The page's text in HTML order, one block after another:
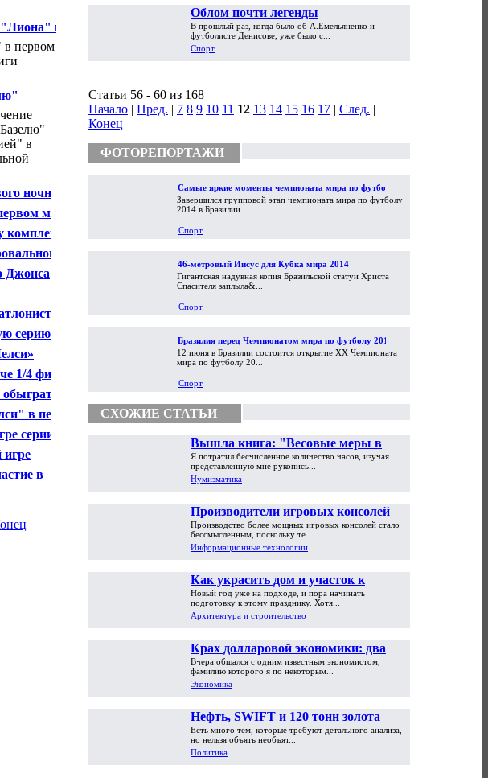
в
Лиги
первом
матче
в
ночного
матче
Джонса
серию в
1/4 финала
в первой
серии 1/2
в
Облом почти легенды
В прошлый раз, когда было об А.Емельяненко и
футболисте Денисове, уже было с...
Спорт
Статьи 56 - 60 из 168
Начало | Пред. | 7 8 9 10 11 12 13 14 15 16 17 | След. |
Конец
ФОТОРЕПОРТАЖИ
Самые яркие моменты чемпионата мира по футболу
2014
Завершился групповой этап чемпионата мира по футболу
2014 в Бразилии. ...
Спорт
46-метровый Иисус для Кубка мира 2014
Гигантская надувная копия Бразильской статуи Христа
Спасителя заплыла&...
Спорт
Бразилия перед Чемпионатом мира по футболу 2014
12 июня в Бразилии состоится открытие XX Чемпионата
мира по футболу 20...
Спорт
СХОЖИЕ СТАТЬИ
Вышла книга: "Весовые меры в
торговой практике Античности и
Средневековья"
Я потратил бесчисленное количество часов, изучая
представленную мне рукопись...
Нумизматика
Производители игровых консолей
достигли предела возможностей
Производство более мощных игровых консолей стало
бессмысленным, поскольку те...
Информационные технологии
Как украсить дом и участок к
Новому году
Новый год уже на подходе, и пора начинать
подготовку к этому празднику. Хотя...
Архитектура и строительство
Крах долларовой экономики: два
пути обрушения
Вчера общался с одним известным экономистом,
фамилию которого я по некоторым...
Экономика
Нефть, SWIFT и 120 тонн золота
Есть много тем, которые требуют детального анализа,
но нельзя объять необъят...
Политика